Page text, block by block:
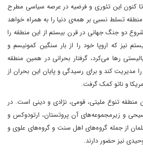
تا کنون این تئوری و فرضیه در عرصه سیاسی مطرح
تسلط نسبی بر همه‌ی دنیا را به همراه خواهد
دو جنگ جهانی در قرن بیستم از این منطقه را
نیز که اروپا خود را از بار سنگین کمونیسم و
رها می‌کرد، گرفتار بحرانی در همین منطقه
مدیریت کند و برای رسیدگی و پایان این بحران از
و ناتو کمک گرفت.
منطقه تنوع ملیتی، قومی، نژادی و دینی است. در
و زیرمجموعه‌های آن پروتستان، ارتودوکس و
از جمله گروه‌های اهل سنت و گروه‌های علوی و
نیز حضور دارند.